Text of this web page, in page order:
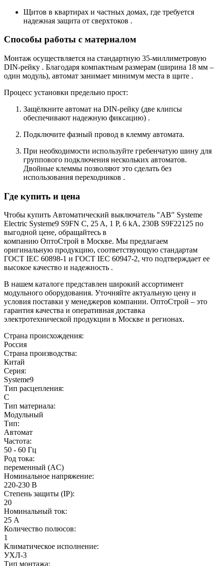
Щитов в квартирах и частных домах, где требуется
надежная защита от сверхтоков .
Способы работы с материалом
Монтаж осуществляется на стандартную 35-миллиметровую
DIN-рейку . Благодаря компактным размерам (ширина 18 мм –
один модуль), автомат занимает минимум места в щите .
Процесс установки предельно прост:
Защёлкните автомат на DIN-рейку (две клипсы
обеспечивают надежную фиксацию) .
Подключите фазный провод в клемму автомата.
При необходимости используйте гребенчатую шину для
группового подключения нескольких автоматов.
Двойные клеммы позволяют это сделать без
использования переходников .
Где купить и цена
Чтобы купить Автоматический выключатель "АВ" Systeme
Electric Systeme9 S9FN C, 25 A, 1 P, 6 kA, 230В S9F22125 по
выгодной цене, обращайтесь в
компанию ОптоСтрой в Москве. Мы предлагаем
оригинальную продукцию, соответствующую стандартам
ГОСТ IEC 60898-1 и ГОСТ IEC 60947-2, что подтверждает ее
высокое качество и надежность .
В нашем каталоге представлен широкий ассортимент
модульного оборудования. Уточняйте актуальную цену и
условия поставки у менеджеров компании. ОптоСтрой – это
гарантия качества и оперативная доставка
электротехнической продукции в Москве и регионах.
Страна происхождения:
Россия
Страна производства:
Китай
Серия:
Systeme9
Тип расцепления:
C
Тип материала:
Модульный
Тип:
Автомат
Частота:
50 - 60 Гц
Род тока:
переменный (AC)
Номинальное напряжение:
220-230 В
Степень защиты (IP):
20
Номинальный ток:
25 А
Количество полюсов:
1
Климатическое исполнение:
УХЛ-3
Тип монтажа: